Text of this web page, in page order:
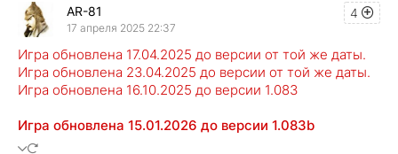
4
AR-81
17 апреля 2025 22:37
Игра обновлена 17.04.2025 до версии от той же даты.
Игра обновлена 23.04.2025 до версии от той же даты.
Игра обновлена 16.10.2025 до версии 1.083
Игра обновлена 15.01.2026 до версии 1.083b